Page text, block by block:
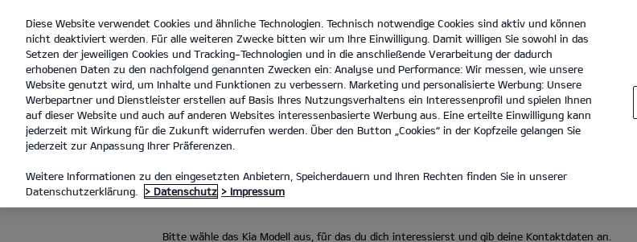
open
menu
ACB Dornig GmbH Tel. :03741 - 3070
INZAHLUNGNAHME
INZAHLUNGNAHME
Bitte wähle das Kia Modell aus, für das du dich interessierst und gib deine Kontaktdaten an.
Diese Website verwendet Cookies und ähnliche Technologien. Technisch notwendige Cookies sind aktiv und können
nicht deaktiviert werden. Für alle weiteren Zwecke bitten wir um Ihre Einwilligung. Damit willigen Sie sowohl in das
Setzen der jeweiligen Cookies und Tracking-Technologien und in die anschließende Verarbeitung der dadurch
erhobenen Daten zu den nachfolgend genannten Zwecken ein: Analyse und Performance: Wir messen, wie unsere
Website genutzt wird, um Inhalte und Funktionen zu verbessern. Marketing und personalisierte Werbung: Unsere
Werbepartner und Dienstleister erstellen auf Basis Ihres Nutzungsverhaltens ein Interessenprofil und spielen Ihnen
auf dieser Website und auch auf anderen Websites interessenbasierte Werbung aus. Eine erteilte Einwilligung kann
jederzeit mit Wirkung für die Zukunft widerrufen werden. Über den Button „Cookies“ in der Kopfzeile gelangen Sie
jederzeit zur Anpassung Ihrer Präferenzen.
Weitere Informationen zu den eingesetzten Anbietern, Speicherdauern und Ihren Rechten finden Sie in unserer
Datenschutzerklärung.
> Datenschutz > Impressum